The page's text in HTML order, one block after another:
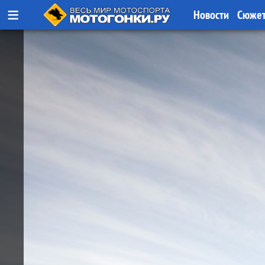
≡ Новости